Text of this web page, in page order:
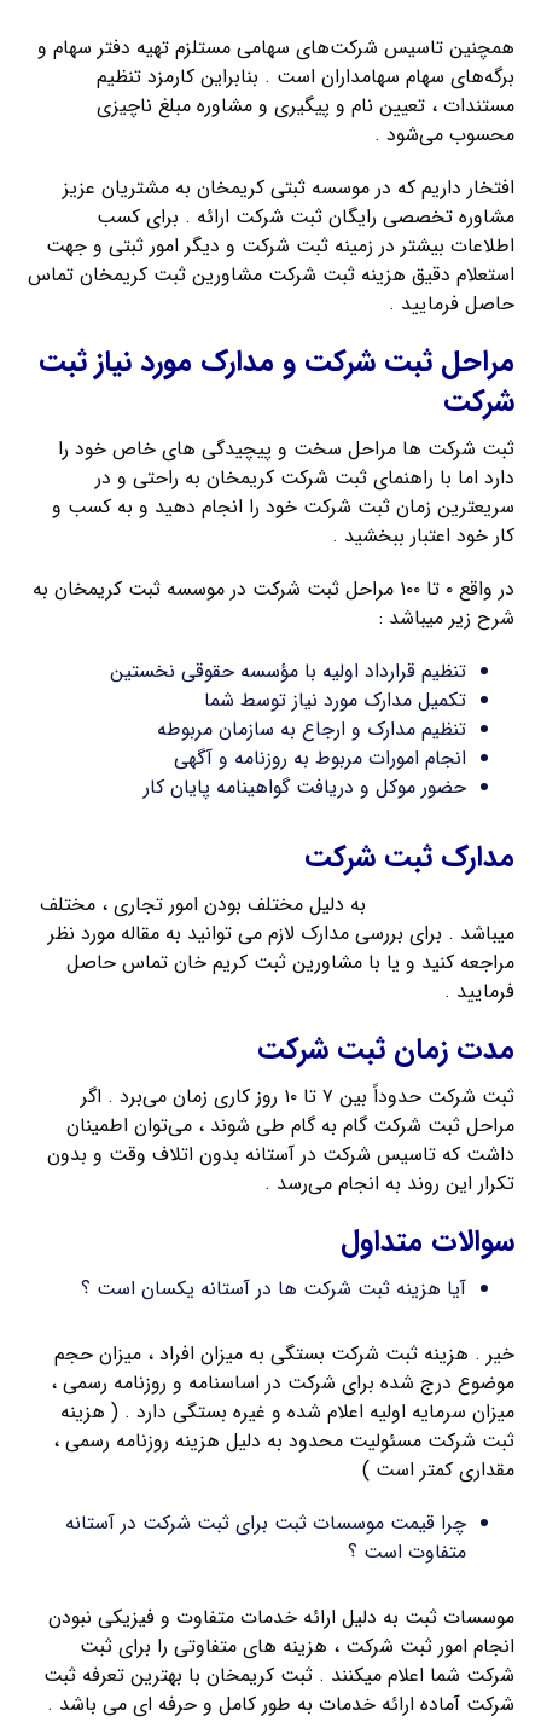
همچنین تاسیس شرکت‌های سهامی مستلزم تهیه دفتر سهام و
برگه‌های سهام سهامداران است . بنابراین کارمزد تنظیم
مستندات ، تعیین نام و پیگیری و مشاوره مبلغ ناچیزی
محسوب می‌شود .
افتخار داریم که در موسسه ثبتی کریمخان به مشتریان عزیز
مشاوره تخصصی رایگان ثبت شرکت ارائه . برای کسب
اطلاعات بیشتر در زمینه ثبت شرکت و دیگر امور ثبتی و جهت
استعلام دقیق هزینه ثبت شرکت مشاورین ثبت کریمخان تماس
حاصل فرمایید .
مراحل ثبت شرکت و مدارک مورد نیاز ثبت
شرکت
ثبت شرکت ها مراحل سخت و پیچیدگی های خاص خود را
دارد اما با راهنمای ثبت شرکت کریمخان به راحتی و در
سریعترین زمان ثبت شرکت خود را انجام دهید و به کسب و
کار خود اعتبار ببخشید .
در واقع ۰ تا ۱۰۰ مراحل ثبت شرکت در موسسه ثبت کریمخان به
شرح زیر میباشد :
تنظیم قرارداد اولیه با مؤسسه حقوقی نخستین
تکمیل مدارک مورد نیاز توسط شما
تنظیم مدارک و ارجاع به سازمان مربوطه
انجام امورات مربوط به روزنامه و آگهی
حضور موکل و دریافت گواهینامه پایان کار
مدارک ثبت شرکت
به دلیل مختلف بودن امور تجاری ، مختلف
میباشد . برای بررسی مدارک لازم می توانید به مقاله مورد نظر
مراجعه کنید و یا با مشاورین ثبت کریم خان تماس حاصل
فرمایید .
مدت زمان ثبت شرکت
ثبت شرکت حدوداً بین ۷ تا ۱۰ روز کاری زمان می‌برد . اگر
مراحل ثبت شرکت گام به گام طی شوند ، می‌توان اطمینان
داشت که تاسیس شرکت در آستانه بدون اتلاف وقت و بدون
تکرار این روند به انجام می‌رسد .
سوالات متداول
آیا هزینه ثبت شرکت ها در آستانه یکسان است ؟
خیر . هزینه ثبت شرکت بستگی به میزان افراد ، میزان حجم
موضوع درج شده برای شرکت در اساسنامه و روزنامه رسمی ،
میزان سرمایه اولیه اعلام شده و غیره بستگی دارد . ( هزینه
ثبت شرکت مسئولیت محدود به دلیل هزینه روزنامه رسمی ،
مقداری کمتر است )
چرا قیمت موسسات ثبت برای ثبت شرکت در آستانه
متفاوت است ؟
موسسات ثبت به دلیل ارائه خدمات متفاوت و فیزیکی نبودن
انجام امور ثبت شرکت ، هزینه های متفاوتی را برای ثبت
شرکت شما اعلام میکنند . ثبت کریمخان با بهترین تعرفه ثبت
شرکت آماده ارائه خدمات به طور کامل و حرفه ای می باشد .